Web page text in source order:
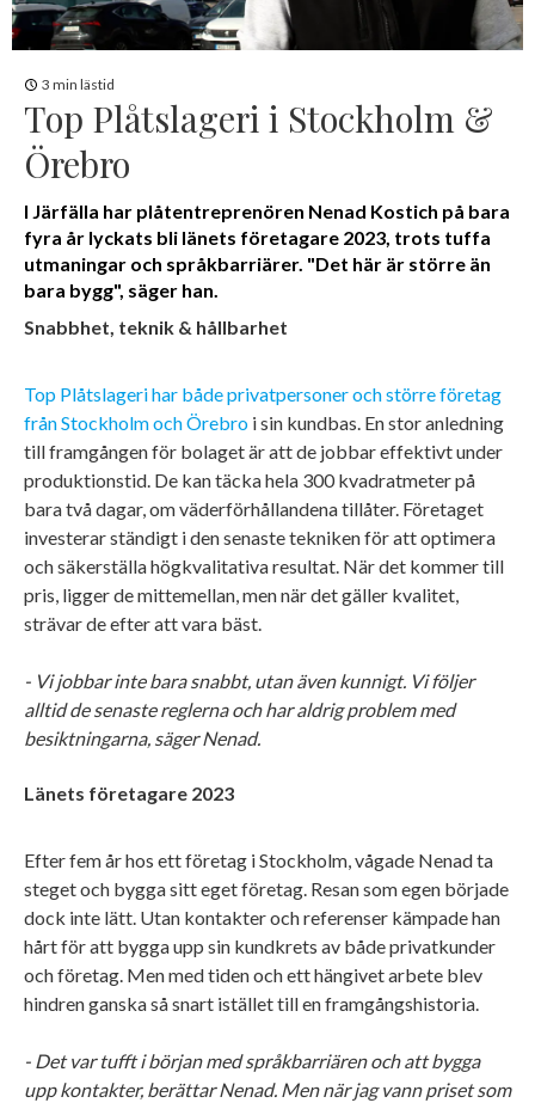
3 min lästid
Top Plåtslageri i Stockholm &
Örebro
I Järfälla har plåtentreprenören Nenad Kostich på bara
fyra år lyckats bli länets företagare 2023, trots tuffa
utmaningar och språkbarriärer. "Det här är större än
bara bygg", säger han.
Snabbhet, teknik & hållbarhet
Top Plåtslageri har både privatpersoner och större företag
från Stockholm och Örebro i sin kundbas. En stor anledning
till framgången för bolaget är att de jobbar effektivt under
produktionstid. De kan täcka hela 300 kvadratmeter på
bara två dagar, om väderförhållandena tillåter. Företaget
investerar ständigt i den senaste tekniken för att optimera
och säkerställa högkvalitativa resultat. När det kommer till
pris, ligger de mittemellan, men när det gäller kvalitet,
strävar de efter att vara bäst.
- Vi jobbar inte bara snabbt, utan även kunnigt. Vi följer
alltid de senaste reglerna och har aldrig problem med
besiktningarna, säger Nenad.
Länets företagare 2023
Efter fem år hos ett företag i Stockholm, vågade Nenad ta
steget och bygga sitt eget företag. Resan som egen började
dock inte lätt. Utan kontakter och referenser kämpade han
hårt för att bygga upp sin kundkrets av både privatkunder
och företag. Men med tiden och ett hängivet arbete blev
hindren ganska så snart istället till en framgångshistoria.
- Det var tufft i början med språkbarriären och att bygga
upp kontakter, berättar Nenad. Men när jag vann priset som